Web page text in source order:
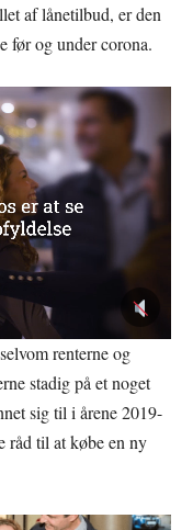
af lånetilbud, er den
før og under corona.
renterne og
stadig på et noget
sig til i årene 2019-
råd til at købe en ny